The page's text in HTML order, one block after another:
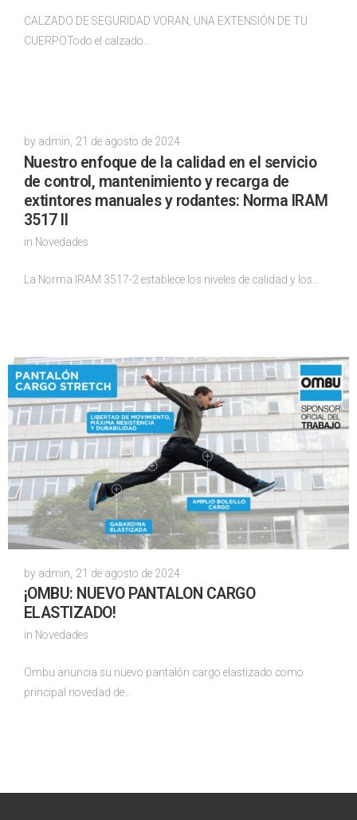
CALZADO DE SEGURIDAD VORAN, UNA EXTENSIÓN DE TU
CUERPOTodo el calzado…
by admin, 21 de agosto de 2024
Nuestro enfoque de la calidad en el servicio
de control, mantenimiento y recarga de
extintores manuales y rodantes: Norma IRAM
3517 II
in Novedades
La Norma IRAM 3517-2 establece los niveles de calidad y los…
by admin 21 de agosto de 2024
¡OMBU: NUEVO PANTALON CARGO
ELASTIZADO!
in Novedades
Ombu anuncia su nuevo pantalón cargo elastizado como
principal novedad de…